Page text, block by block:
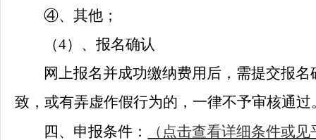
④、其他；
（4）、报名确认
网上报名并成功缴纳费用后，需提交报
致，或有弄虚作假行为的，一律不予审核通过
四、申报条件：
（点击查看详细条件或